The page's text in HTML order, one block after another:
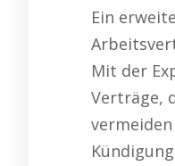
Ein
Mit der
Verträge,